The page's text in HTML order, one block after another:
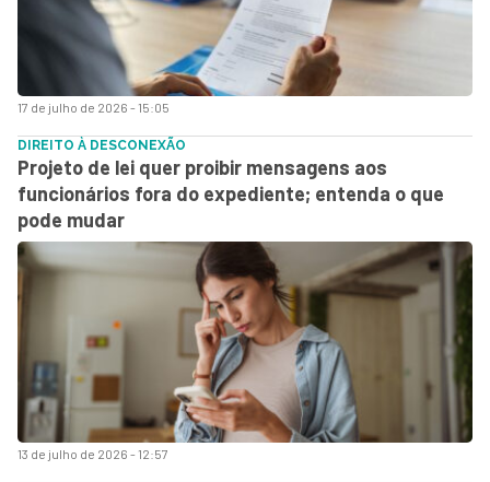
17 de julho de 2026 - 15:05
13 de julho de 2026 - 12:57
DIREITO À DESCONEXÃO
Projeto de lei quer proibir mensagens aos
funcionários fora do expediente; entenda o que
pode mudar